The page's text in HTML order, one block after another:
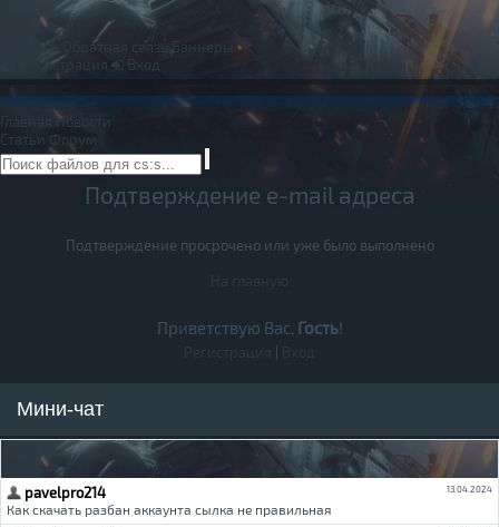
Обратная связь
Баннеры
Регистрация
Вход
Главная
Новости
Статьи Форум
Подтверждение e-mail адреса
Подтверждение просрочено или уже было выполнено
Приветствую Вас, Гость!
Мини-чат